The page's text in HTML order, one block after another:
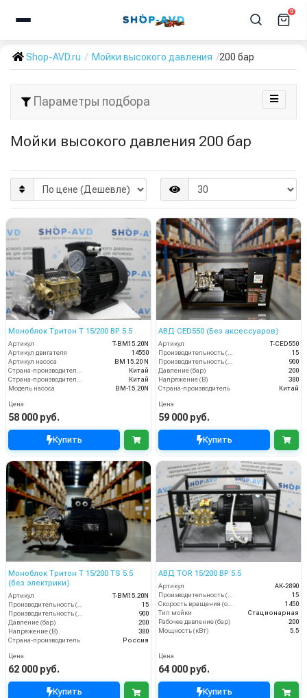
0
Shop-AVD.ru Мойки высокого давления 200 бар
Параметры подбора
Мойки высокого давления 200 бар
Моноблок Тритон T 15/200 BP 5.5
Артикул
T-BM15.20N
Артикул двигателя
14550
Артикул насоса
BM 15.20 N
Китай
Китай
Модель насоса
BM-15.20N
Цена
58 000 руб.
Купить
АВД CED550 (Без аксессуаров)
Артикул
T-CED550
15
900
Давление (бар)
200
Напряжение (В)
380
Страна-производитель
Китай
Цена
59 000 руб.
Купить
Моноблок Тритон T 15/200 TS 5.5
(без электрики)
Артикул
T-BM15.20N
Производительность (л/мин)
15
Производительность (л/ч)
900
Давление (бар)
200
Напряжение (В)
380
Страна-производитель
Россия
Цена
62 000 руб.
Купить
АВД TOR 15/200 BP 5.5
Артикул
AK-2890
Производительность (л/мин)
15
Скорость вращения (об/мин)
1450
Тип мойки
Стационарная
Рабочее давление (бар)
200
Мощность (кВт)
5.5
Цена
64 000 руб.
Купить